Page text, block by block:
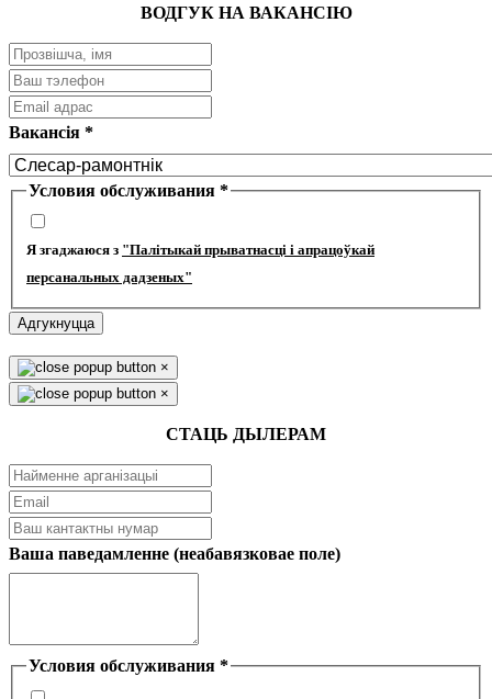
ВОДГУК НА ВАКАНСІЮ
Вакансія *
Условия обслуживания *
Я згаджаюся з "Палітыкай прыватнасці і апрацоўкай
персанальных дадзеных"
Адгукнуцца
×
×
СТАЦЬ ДЫЛЕРАМ
Ваша паведамленне (неабавязковае поле)
Условия обслуживания *